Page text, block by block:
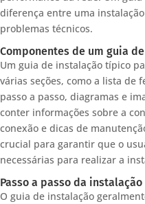
diferença entre uma
problemas técnicos.
Componentes de um guia
Um guia de instalação típico
várias seções, como a lista de
passo a passo, diagramas e
conter informações sobre a
conexão e dicas de
crucial para garantir que o
necessárias para realizar a
Passo a passo da
O guia de instalação